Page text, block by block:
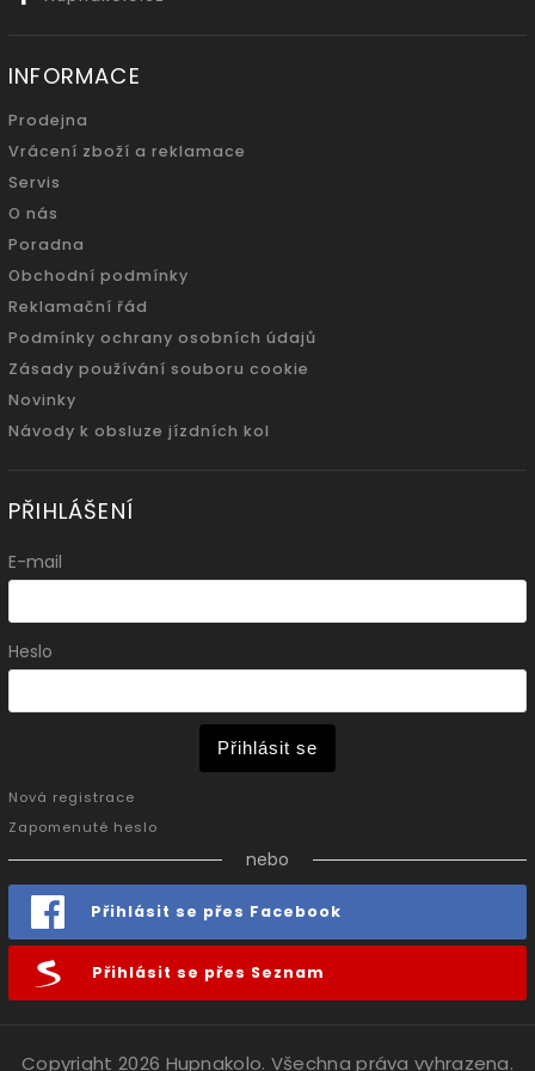
INFORMACE
Prodejna
Vrácení zboží a reklamace
Servis
O nás
Poradna
Obchodní podmínky
Reklamační řád
Podmínky ochrany osobních údajů
Zásady používání souboru cookie
Novinky
Návody k obsluze jízdních kol
PŘIHLÁŠENÍ
E-mail
Heslo
Přihlásit se
Nová registrace
Zapomenuté heslo
nebo
Přihlásit se přes Facebook
Přihlásit se přes Seznam
Copyright 2026 Hupnakolo. Všechna práva vyhrazena.